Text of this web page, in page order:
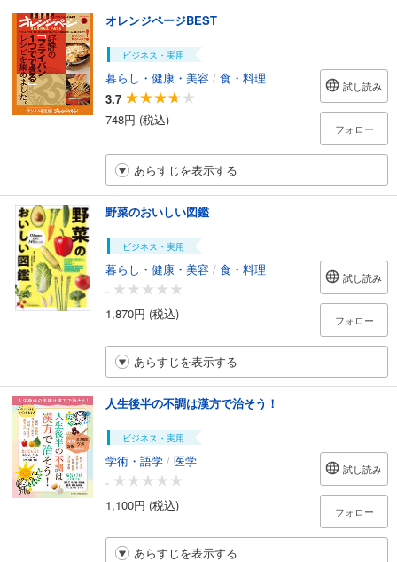
オレンジページBEST
ビジネス・実用
暮らし・健康・美容 / 食・料理
3.7
748円 (税込)
試し読み
フォロー
あらすじを表示する
野菜のおいしい図鑑
ビジネス・実用
暮らし・健康・美容 / 食・料理
-
1,870円 (税込)
試し読み
フォロー
あらすじを表示する
人生後半の不調は漢方で治そう！
ビジネス・実用
学術・語学 / 医学
-
1,100円 (税込)
試し読み
フォロー
あらすじを表示する